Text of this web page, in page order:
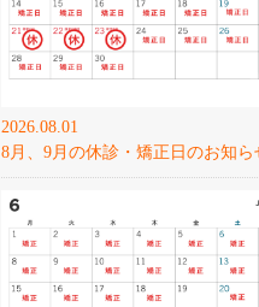
2026.08.01
8月、9月の休診・矯正日のお知ら